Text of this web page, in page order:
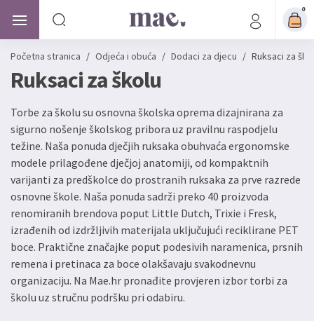
0
Početna stranica / Odjeća i obuća / Dodaci za djecu / Ruksaci za
Ruksaci za školu
Torbe za školu su osnovna školska oprema dizajnirana za
sigurno nošenje školskog pribora uz pravilnu raspodjelu
težine. Naša ponuda dječjih ruksaka obuhvaća ergonomske
modele prilagođene dječjoj anatomiji, od kompaktnih
varijanti za predškolce do prostranih ruksaka za prve razrede
osnovne škole. Naša ponuda sadrži preko 40 proizvoda
renomiranih brendova poput Little Dutch, Trixie i Fresk,
izrađenih od izdržljivih materijala uključujući reciklirane PET
boce. Praktične značajke poput podesivih naramenica, prsnih
remena i pretinaca za boce olakšavaju svakodnevnu
organizaciju. Na Mae.hr pronađite provjeren izbor torbi za
školu uz stručnu podršku pri odabiru.